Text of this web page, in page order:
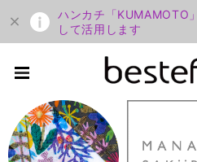
ハンカチ「KUMAMOTO
して活用します